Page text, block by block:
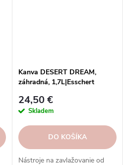
Kanva DESERT DREAM,
záhradná, 1,7L|Esschert
24,50 €
Skladem
DO KOŠÍKA
Nástroje na zavlažovanie od